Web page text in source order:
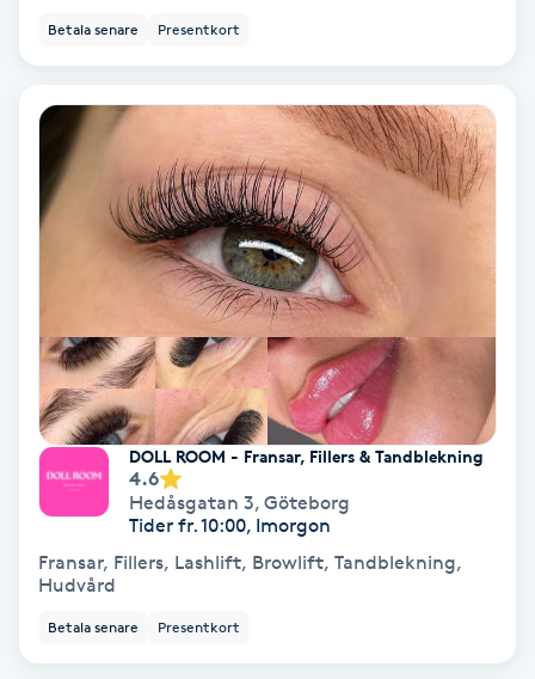
Paraffinbehandling
Pensionärklippning
Permanent
Permanent hårborttagning
Permanent ögonbrynsmakeup
Personal shopper
Personlig tränare
Picolaser
Piercing
Betala senare Presentkort
DOLL ROOM - Fransar, Fillers & Tandblekning
4.6
Hedåsgatan 3, Göteborg
Tider fr. 10:00, Imorgon
Fransar, Fillers, Lashlift, Browlift, Tandblekning,
Hudvård
Betala senare Presentkort